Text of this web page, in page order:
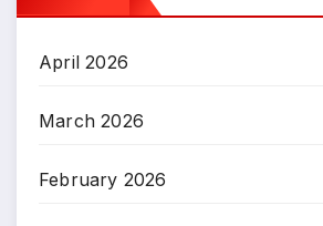
April 2026
March 2026
February 2026